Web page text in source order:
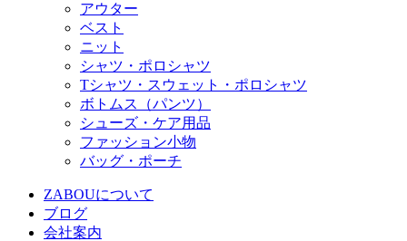
アウター
ベスト
ニット
シャツ・ポロシャツ
Tシャツ・スウェット・ポロシャツ
ボトムス（パンツ）
シューズ・ケア用品
ファッション小物
バッグ・ポーチ
ZABOUについて
ブログ
会社案内